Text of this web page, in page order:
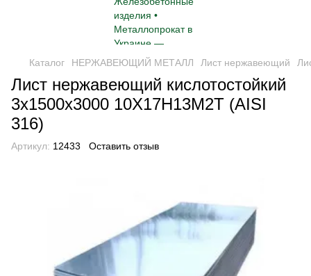
Каталог НЕРЖАВЕЮЩИЙ МЕТАЛЛ Лист нержавеющий
Лист нержавеющий кислотостойкий
3х1500х3000 10Х17Н13М2Т (AISI
316)
Артикул: 12433 Оставить отзыв